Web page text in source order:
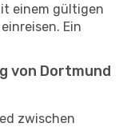
einem gültigen
Ein
von Dortmund
zwischen